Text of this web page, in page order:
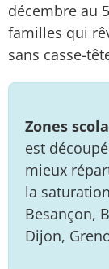
décembre au
familles qui
sans casse-
Zones
est
mieux
la
Besançon,
Dijon,